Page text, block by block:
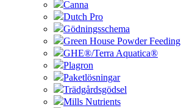
Canna
Dutch Pro
Gödningsschema
Green House Powder Feeding
GHE®/Terra Aquatica®
Plagron
Paketlösningar
Trädgårdsgödsel
Mills Nutrients